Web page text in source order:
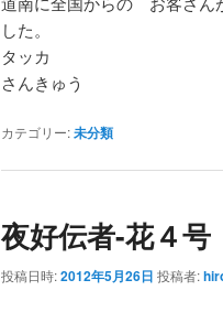
した。
タッカ
さんきゅう
カテゴリー:未分類
夜好伝者-花４号
投稿日時:2012年5月26日 投稿者: